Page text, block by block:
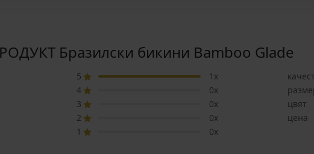
Бразилски бикини Bamboo Glade
5
1x
4
0x
3
0x
2
0x
1
0x
цвят
цена